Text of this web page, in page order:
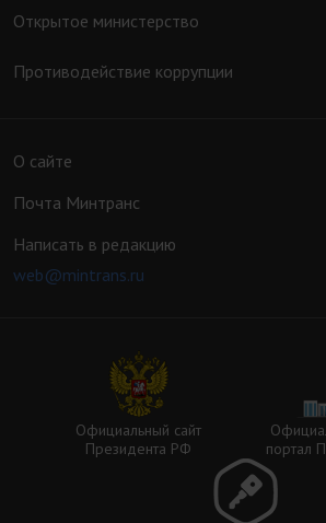
Открытое министерство
Противодействие коррупции
О сайте
Почта Минтранс
Написать в редакцию
web@mintrans.ru
Официальный сайт
Президента РФ
портал